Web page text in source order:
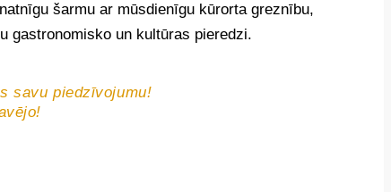
šarmu ar mūsdienīgu kūrorta greznību,
gastronomisko un kultūras pieredzi.
savu piedzīvojumu!